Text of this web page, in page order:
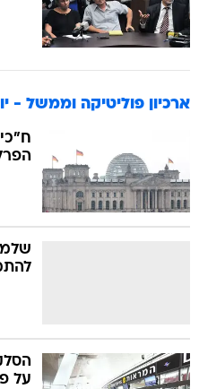
ארכיון פוליטיקה וממשל - יוני
על